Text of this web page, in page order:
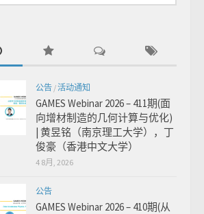
公告 /活动通知
GAMES Webinar 2026 – 411期(面
向增材制造的几何计算与优化)
| 黄昱铭（南京理工大学），丁
俊豪（香港中文大学）
4 8月, 2026
公告
GAMES Webinar 2026 – 410期(从